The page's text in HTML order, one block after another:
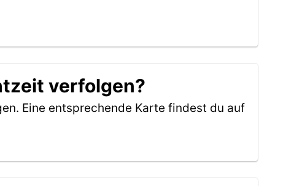
verfolgen?
Eine entsprechende Karte findest du auf